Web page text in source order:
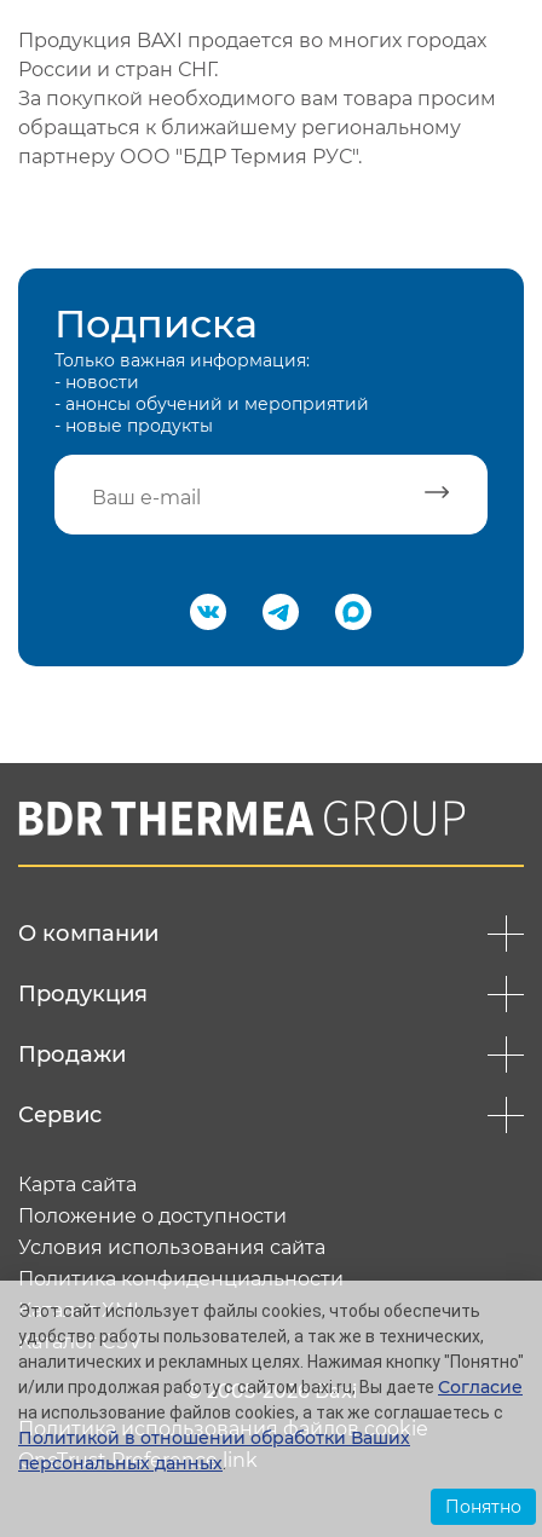
Продукция BAXI продается во многих городах
России и стран СНГ.
За покупкой необходимого вам товара просим
обращаться к ближайшему региональному
партнеру ООО "БДР Термия РУС".
Подписка
Только важная информация:
- новости
- анонсы обучений и мероприятий
- новые продукты
Подтвердить e-mail
Вы соглашаетесь с нашей политикой
конфеденциальности
О компании
Продукция
Продажи
Сервис
© 2005-2026 Baxi
Карта сайта
Положение о доступности
Условия использования сайта
Политика конфиденциальности
Каталог XML
Каталог CSV
Политика использования файлов cookie
OneTrust Preference link
Этот сайт использует файлы cookies, чтобы обеспечить
удобство работы пользователей, а так же в технических,
аналитических и рекламных целях. Нажимая кнопку "Понятно"
и/или продолжая работу с сайтом baxi.ru, Вы даете Согласие
на использование файлов cookies, а так же соглашаетесь с
Политикой в отношении обработки Ваших
персональных данных.
Понятно